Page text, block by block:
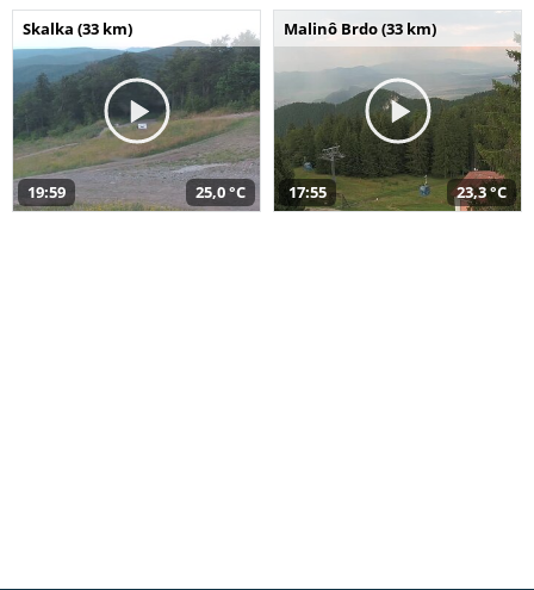
Skalka (33 km)
19:59 25,0 °C
Malinô Brdo (33 km)
17:55 23,3 °C